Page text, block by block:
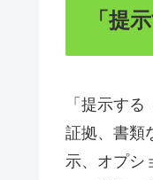
「提
「提示す
証拠、書類
示、オプシ